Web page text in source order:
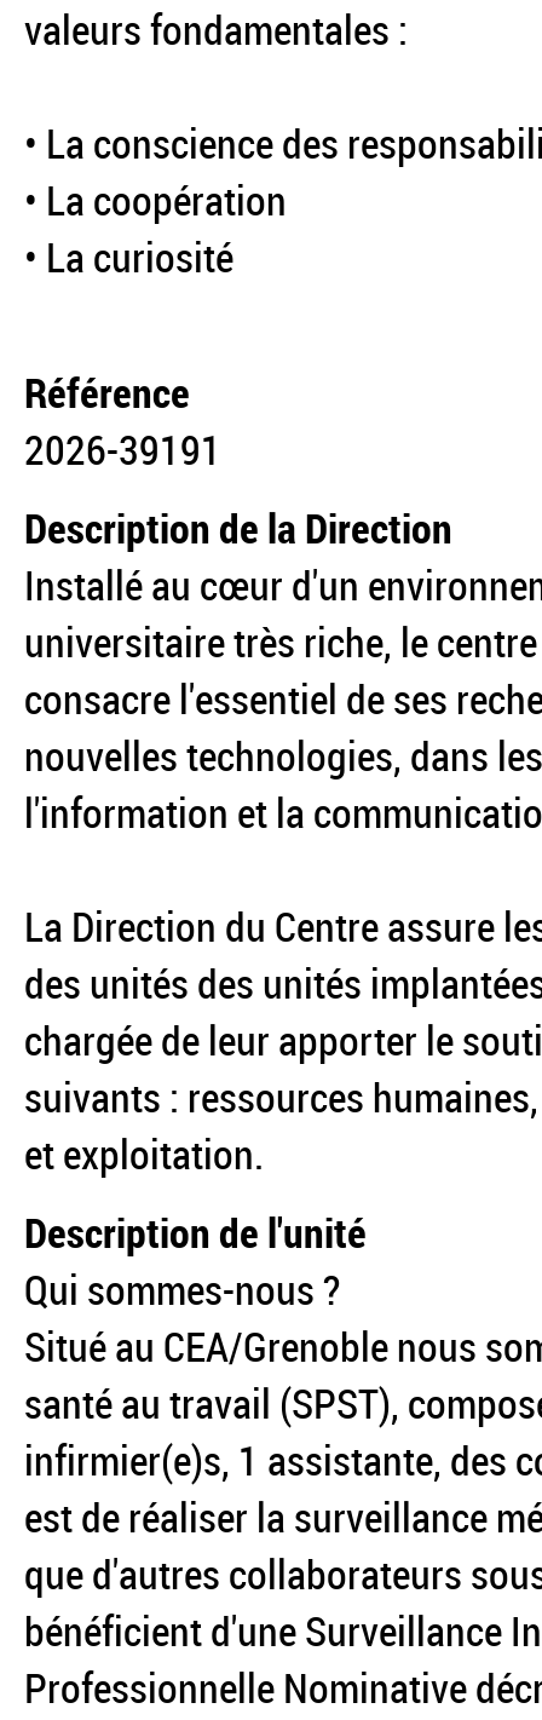
valeurs fondamentales :
• La conscience des
• La coopération
• La curiosité
Référence
2026-39191
Description de la Direction
Installé au cœur d'un
universitaire très riche, le
consacre l'essentiel de ses
nouvelles technologies, dans
l'information et la
La Direction du Centre assure
des unités des unités
chargée de leur apporter le
suivants : ressources
et exploitation.
Description de l'unité
Qui sommes-nous ?
Situé au CEA/Grenoble nous
santé au travail (SPST),
infirmier(e)s, 1 assistante, des
est de réaliser la surveillance
que d'autres collaborateurs
bénéficient d'une Surveillance
Professionnelle Nominative